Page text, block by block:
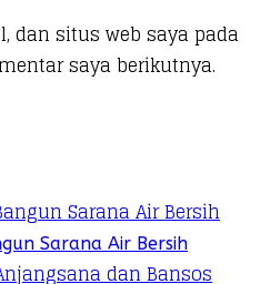
dan situs web saya pada
saya berikutnya.
Sarana Air Bersih